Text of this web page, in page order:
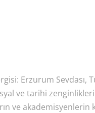
Erzurum
ve tarihi
ve akademisyenlerin